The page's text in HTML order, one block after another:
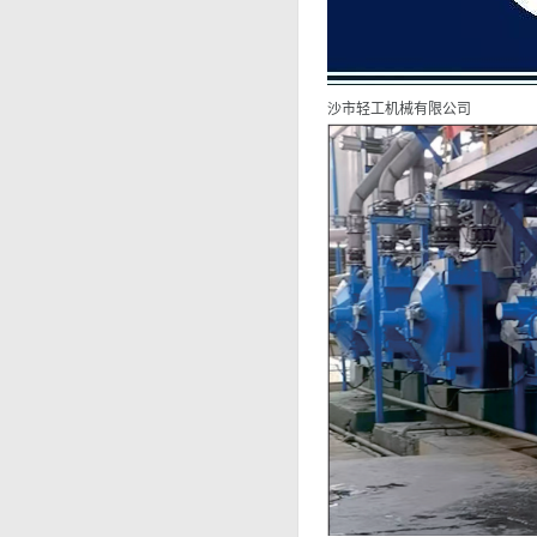
沙市轻工机械有限公司